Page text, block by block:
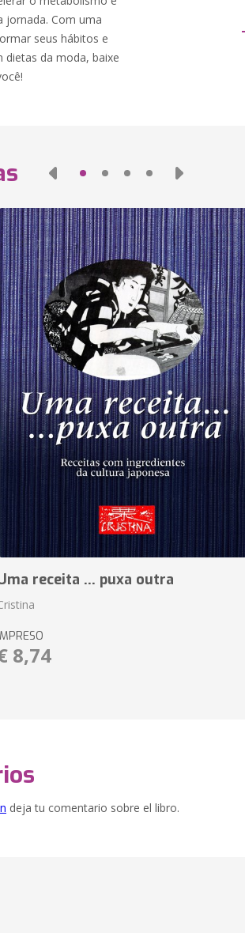
jornada. Com uma
seus hábitos e
dietas da moda, baixe
receita ... puxa outra
8,74
deja tu comentario sobre el libro.